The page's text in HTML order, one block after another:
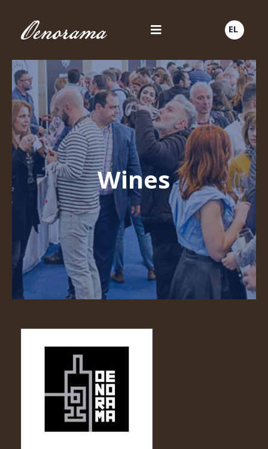
EL
Wines